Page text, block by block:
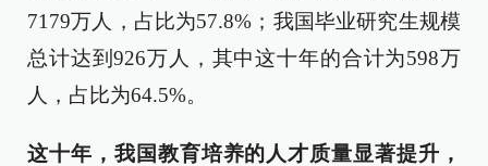
7179万人，占比为57.8%；我国毕业研究生规模
总计达到926万人，其中这十年的合计为598万
人，占比为64.5%。
这十年，我国教育培养的人才质量显著提升，